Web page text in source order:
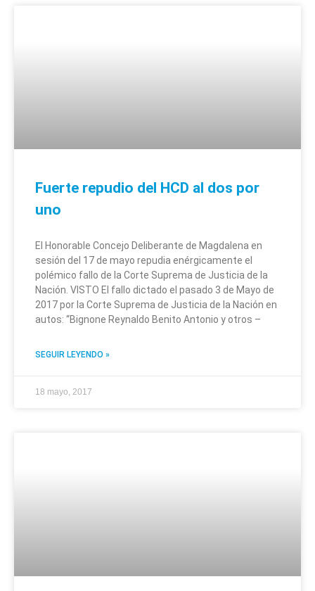
Fuerte repudio del HCD al dos por
uno
El Honorable Concejo Deliberante de Magdalena en
sesión del 17 de mayo repudia enérgicamente el
polémico fallo de la Corte Suprema de Justicia de la
Nación. VISTO El fallo dictado el pasado 3 de Mayo de
2017 por la Corte Suprema de Justicia de la Nación en
autos: “Bignone Reynaldo Benito Antonio y otros –
SEGUIR LEYENDO »
18 mayo, 2017